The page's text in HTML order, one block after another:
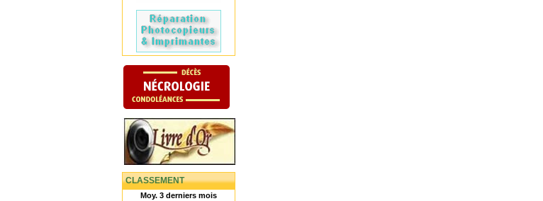
CLASSEMENT
Moy. 3 derniers mois